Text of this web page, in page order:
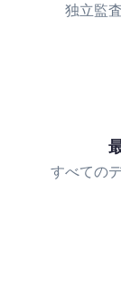
独立監
すべての